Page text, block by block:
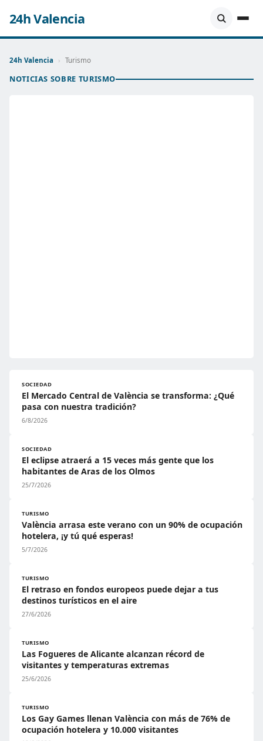
24h Valencia
24h Valencia › Turismo
NOTICIAS SOBRE TURISMO
SOCIEDAD
El Mercado Central de València se transforma: ¿Qué
pasa con nuestra tradición?
6/8/2026
SOCIEDAD
El eclipse atraerá a 15 veces más gente que los
habitantes de Aras de los Olmos
25/7/2026
TURISMO
València arrasa este verano con un 90% de ocupación
hotelera, ¡y tú qué esperas!
5/7/2026
TURISMO
El retraso en fondos europeos puede dejar a tus
destinos turísticos en el aire
27/6/2026
TURISMO
Las Fogueres de Alicante alcanzan récord de
visitantes y temperaturas extremas
25/6/2026
TURISMO
Los Gay Games llenan València con más de 76% de
ocupación hotelera y 10.000 visitantes